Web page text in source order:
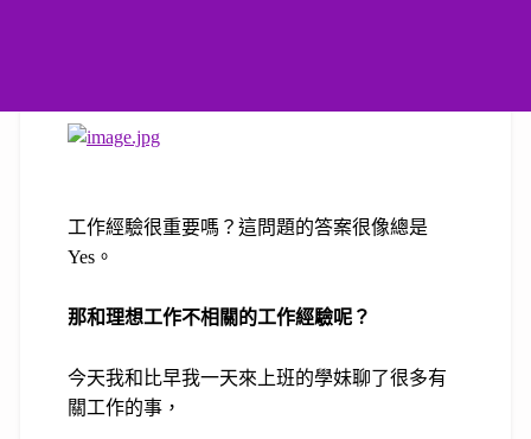
工作經驗很重要嗎？這問題的答案很像總是
Yes 。
那和理想工作不相關的工作經驗呢？
今天我和比早我一天來上班的學妹聊了很多有
關工作的事，